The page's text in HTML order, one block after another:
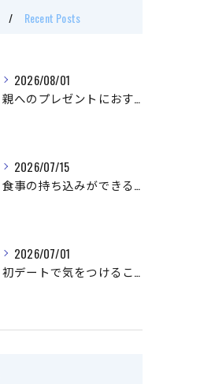
Recent Posts
2026/08/01
親へのプレゼントにおすすめなものはなに？
2026/07/15
食事の持ち込みができるイベント会場を利用するメリット
2026/07/01
初デートで気をつけることとは？